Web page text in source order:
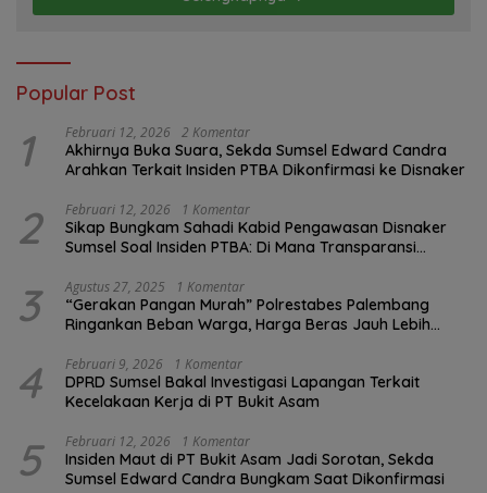
Popular Post
1 Februari 12, 2026 2 Komentar
Akhirnya Buka Suara, Sekda Sumsel Edward Candra
Arahkan Terkait Insiden PTBA Dikonfirmasi ke Disnaker
2 Februari 12, 2026 1 Komentar
Sikap Bungkam Sahadi Kabid Pengawasan Disnaker
Sumsel Soal Insiden PTBA: Di Mana Transparansi
3 Agustus 27, 2025 1 Komentar
“Gerakan Pangan Murah” Polrestabes Palembang
Ringankan Beban Warga, Harga Beras Jauh Lebih
4 Februari 9, 2026 1 Komentar
DPRD Sumsel Bakal Investigasi Lapangan Terkait
Kecelakaan Kerja di PT Bukit Asam
5 Februari 12, 2026 1 Komentar
Insiden Maut di PT Bukit Asam Jadi Sorotan, Sekda
Sumsel Edward Candra Bungkam Saat Dikonfirmasi